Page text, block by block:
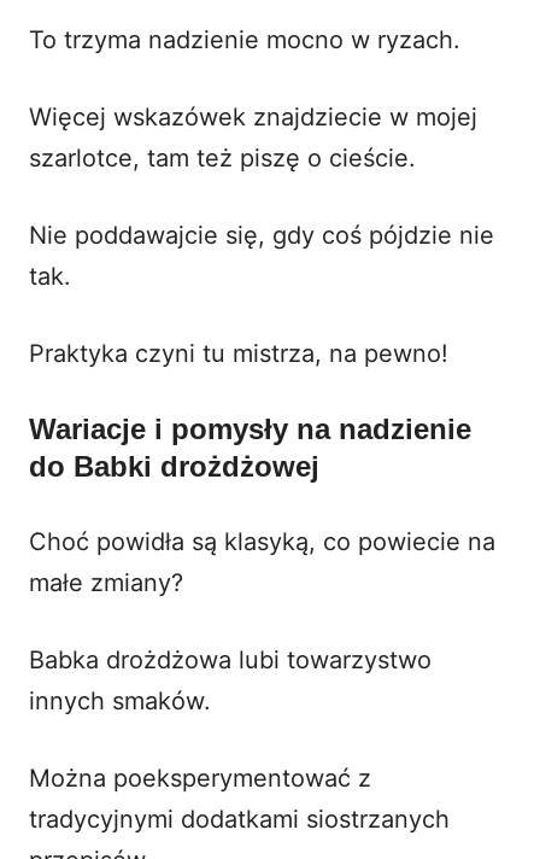
To trzyma nadzienie mocno w ryzach.
Więcej wskazówek znajdziecie w mojej
szarlotce, tam też piszę o cieście.
Nie poddawajcie się, gdy coś pójdzie nie
tak.
Praktyka czyni tu mistrza, na pewno!
Wariacje i pomysły na nadzienie
do Babki drożdżowej
Choć powidła są klasyką, co powiecie na
małe zmiany?
Babka drożdżowa lubi towarzystwo
innych smaków.
Można poeksperymentować z
tradycyjnymi dodatkami siostrzanych